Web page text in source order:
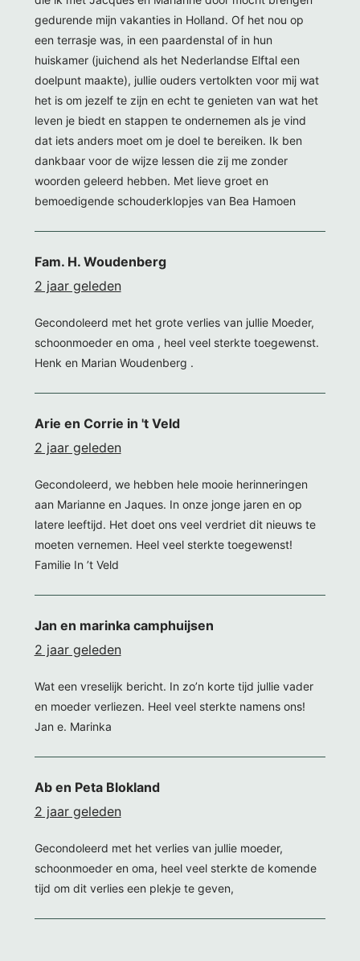
gedurende mijn vakanties in Holland. Of het nou op
een terrasje was, in een paardenstal of in hun
huiskamer (juichend als het Nederlandse Elftal een
doelpunt maakte), jullie ouders vertolkten voor mij wat
het is om jezelf te zijn en echt te genieten van wat het
leven je biedt en stappen te ondernemen als je vind
dat iets anders moet om je doel te bereiken. Ik ben
dankbaar voor de wijze lessen die zij me zonder
woorden geleerd hebben. Met lieve groet en
bemoedigende schouderklopjes van Bea Hamoen
Fam. H. Woudenberg
2 jaar geleden
Gecondoleerd met het grote verlies van jullie Moeder,
schoonmoeder en oma , heel veel sterkte toegewenst.
Henk en Marian Woudenberg .
Arie en Corrie in 't Veld
2 jaar geleden
Gecondoleerd, we hebben hele mooie herinneringen
aan Marianne en Jaques. In onze jonge jaren en op
latere leeftijd. Het doet ons veel verdriet dit nieuws te
moeten vernemen. Heel veel sterkte toegewenst!
Familie In ’t Veld
Jan en marinka camphuijsen
2 jaar geleden
Wat een vreselijk bericht. In zo’n korte tijd jullie vader
en moeder verliezen. Heel veel sterkte namens ons!
Jan e. Marinka
Ab en Peta Blokland
2 jaar geleden
Gecondoleerd met het verlies van jullie moeder,
schoonmoeder en oma, heel veel sterkte de komende
tijd om dit verlies een plekje te geven,